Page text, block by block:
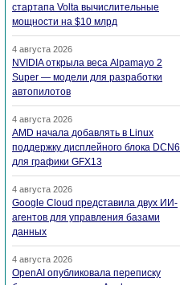
стартапа Volta вычислительные
мощности на $10 млрд
4 августа 2026
NVIDIA открыла веса Alpamayo 2
Super — модели для разработки
автопилотов
4 августа 2026
AMD начала добавлять в Linux
поддержку дисплейного блока DCN6
для графики GFX13
4 августа 2026
Google Cloud представила двух ИИ-
агентов для управления базами
данных
4 августа 2026
OpenAI опубликовала переписку